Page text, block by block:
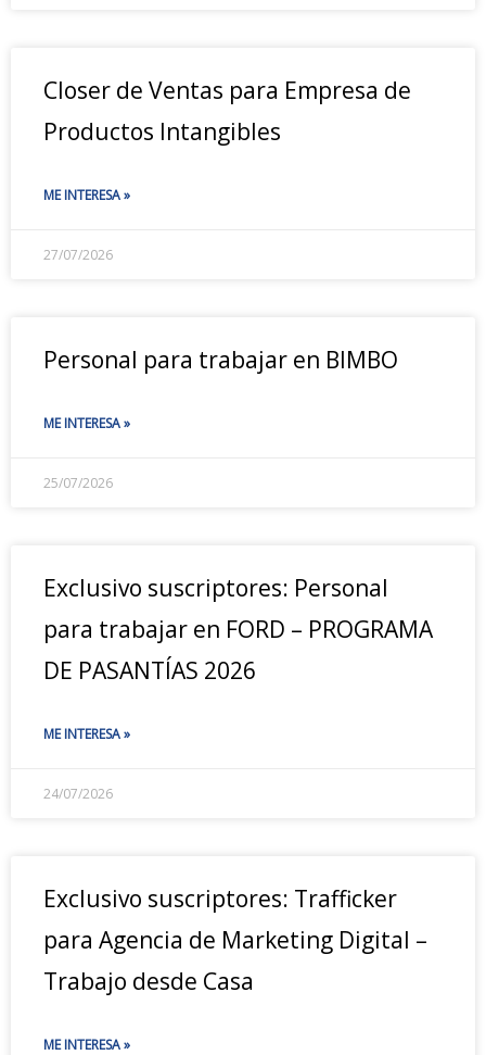
Closer de Ventas para Empresa de
Productos Intangibles
ME INTERESA »
27/07/2026
Personal para trabajar en BIMBO
ME INTERESA »
25/07/2026
Exclusivo suscriptores: Personal
para trabajar en FORD – PROGRAMA
DE PASANTÍAS 2026
ME INTERESA »
24/07/2026
Exclusivo suscriptores: Trafficker
para Agencia de Marketing Digital –
Trabajo desde Casa
ME INTERESA »